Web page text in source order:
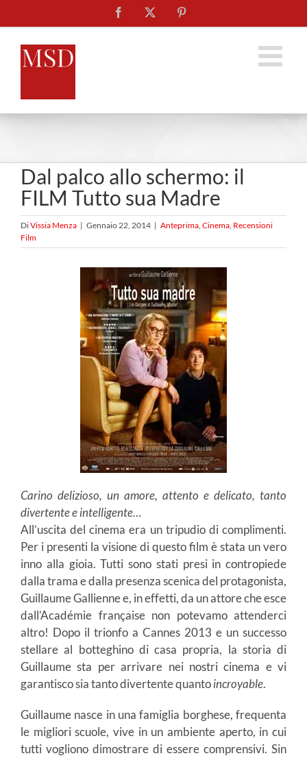
al
contenuto
Facebook
Dal palco allo schermo: il
FILM Tutto sua Madre
DiVissia Menza | Gennaio 22, 2014 | Anteprima, Cinema, Recensioni
Film
Carino delizioso, un amore, attento e delicato, tanto
divertente e intelligente…
All’uscita del cinema era un tripudio di complimenti.
Per i presenti la visione di questo film è stata un vero
inno alla gioia. Tutti sono stati presi in contropiede
dalla trama e dalla presenza scenica del protagonista,
Guillaume Gallienne e, in effetti, da un attore che esce
dall’Académie française non potevamo attenderci
altro! Dopo il trionfo a Cannes 2013 e un successo
stellare al botteghino di casa propria, la storia di
Guillaume sta per arrivare nei nostri cinema e vi
garantisco sia tanto divertente quantoincroyable.
Guillaume nasce in una famiglia borghese, frequenta
le migliori scuole, vive in un ambiente aperto, in cui
tutti vogliono dimostrare di essere comprensivi. Sin